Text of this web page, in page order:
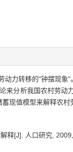
力转移的"钟摆现
分析我国农村劳动
现值模型来解释农村
释[J]. 人口研究,